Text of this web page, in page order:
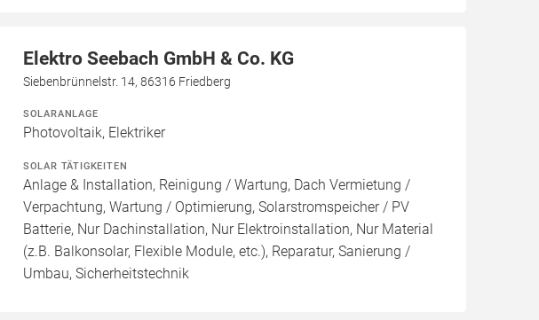
Elektro Seebach GmbH & Co. KG
Siebenbrünnelstr. 14, 86316 Friedberg
SOLARANLAGE
Photovoltaik, Elektriker
SOLAR TÄTIGKEITEN
Anlage & Installation, Reinigung / Wartung, Dach Vermietung /
Verpachtung, Wartung / Optimierung, Solarstromspeicher / PV
Batterie, Nur Dachinstallation, Nur Elektroinstallation, Nur Material
(z.B. Balkonsolar, Flexible Module, etc.), Reparatur, Sanierung /
Umbau, Sicherheitstechnik